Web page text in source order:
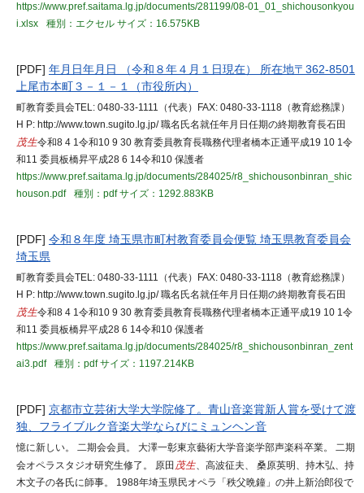
https://www.pref.saitama.lg.jp/documents/281199/08-01_01_shichousonkyou
i.xlsx
種別：エクセル サイズ：16.575KB
[PDF] 年月日年月日 （令和８年４月１日現在） 所在地〒362-8501
上尾市本町３－１－１（市役所内）
町教育委員会TEL: 0480-33-1111（代表）FAX: 0480-33-1118（教育総務課）
H P: http://www.town.sugito.lg.jp/ 職名氏名就任年月日任期の終期教育長石田
茂生令和8 4 1令和10 9 30 教育委員教育長職務代理者橋本正通平成19 10 1令
和11 委員板橋昇平成28 6 14令和10 保護者
https://www.pref.saitama.lg.jp/documents/284025/r8_shichousonbinran_shic
houson.pdf
種別：pdfサイズ：1292.883KB
[PDF] 令和８年度 埼玉県市町村教育委員会便覧 埼玉県教育委員会
埼玉県
町教育委員会TEL: 0480-33-1111（代表）FAX: 0480-33-1118（教育総務課）
H P: http://www.town.sugito.lg.jp/ 職名氏名就任年月日任期の終期教育長石田
茂生令和8 4 1令和10 9 30 教育委員教育長職務代理者橋本正通平成19 10 1令
和11 委員板橋昇平成28 6 14令和10 保護者
https://www.pref.saitama.lg.jp/documents/284025/r8_shichousonbinran_zent
ai3.pdf
種別：pdfサイズ：1197.214KB
[PDF] 京都市立芸術大学大学院修了。青山音楽賞新人賞を受けて渡
独、フライブルク音楽大学ならびにミュンヘン音
憶に新しい。 二期会会員。 大澤一彰東京藝術大学音楽学部声楽科卒業。 二期
会オペラスタジオ研究生修了。 原田 茂生、高波征夫、 桑原英明、持木弘、持
木文子の各氏に師事。 1988年埼玉県民オペラ「秩父晩鐘」の井上新治郎役で